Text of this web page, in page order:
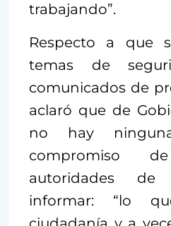
trabajando”.
Respecto a que
temas de
comunicados de
aclaró que de
no hay
compromiso
autoridades de
informar: “lo